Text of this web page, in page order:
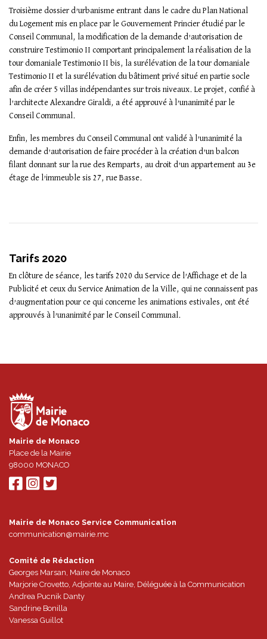
Troisième dossier d’urbanisme entrant dans le cadre du Plan National
du Logement mis en place par le Gouvernement Princier étudié par le
Conseil Communal, la modification de la demande d’autorisation de
construire Testimonio II comportant principalement la réalisation de la
tour domaniale Testimonio II bis, la surélévation de la tour domaniale
Testimonio II et la surélévation du bâtiment privé situé en partie socle
afin de créer 5 villas indépendantes sur trois niveaux. Le projet, confié à
l’architecte Alexandre Giraldi, a été approuvé à l’unanimité par le
Conseil Communal.
Enfin, les membres du Conseil Communal ont validé à l’unanimité la
demande d’autorisation de faire procéder à la création d’un balcon
filant donnant sur la rue des Remparts, au droit d’un appartement au 3e
étage de l’immeuble sis 27, rue Basse.
Tarifs 2020
En clôture de séance, les tarifs 2020 du Service de l’Affichage et de la
Publicité et ceux du Service Animation de la Ville, qui ne connaissent pas
d’augmentation pour ce qui concerne les animations estivales, ont été
approuvés à l’unanimité par le Conseil Communal.
Mairie de Monaco
Place de la Mairie
98000 MONACO
Mairie de Monaco Service Communication
communication@mairie.mc
Comité de Rédaction
Georges Marsan, Maire de Monaco
Marjorie Crovetto, Adjointe au Maire, Déléguée à la Communication
Andrea Pucnik Danty
Sandrine Bonilla
Vanessa Guillot